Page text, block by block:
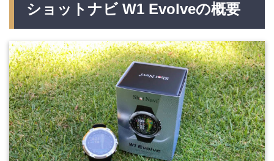
ショットナビ W1 Evolveの概要